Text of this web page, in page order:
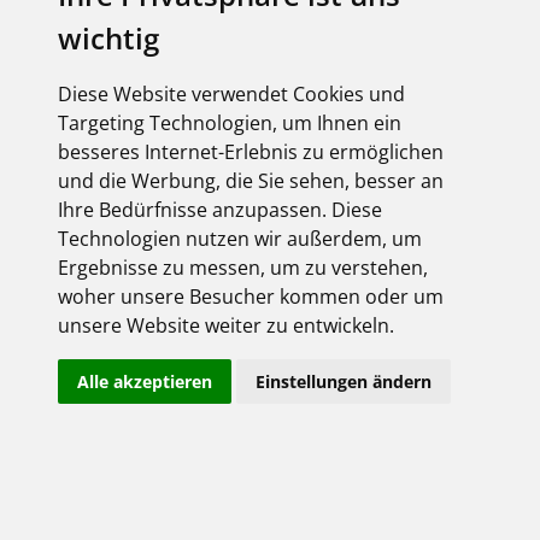
wichtig
Diese Website verwendet Cookies und
Targeting Technologien, um Ihnen ein
besseres Internet-Erlebnis zu ermöglichen
und die Werbung, die Sie sehen, besser an
Ihre Bedürfnisse anzupassen. Diese
Technologien nutzen wir außerdem, um
Ergebnisse zu messen, um zu verstehen,
woher unsere Besucher kommen oder um
unsere Website weiter zu entwickeln.
Alle akzeptieren Einstellungen ändern
industrielle Anlagen und Maschinen auf
größtmöglicher Ebene intelligent verbunden werden.
Sie dabei, Ihr Unternehmen zu digitalisieren.
M.ONE Core – die Hardware
Das M.ONE Ökosystem besteht aus mehreren
Komponenten, die Sie einfach und ohne zusätzliche IT-
Infrastruktur miteinander verbinden können. M.ONE
Core ist der Name unserer intelligenten physischen
kombinationen, sowie Erweiterungsmodule für die
bereits bestehende Stromversorgung. Diese Produkte